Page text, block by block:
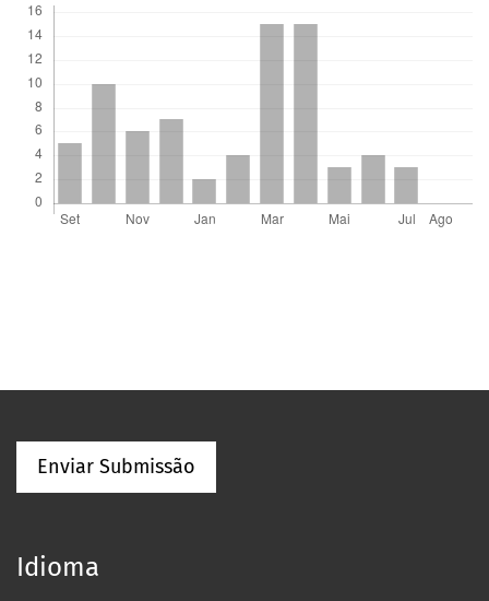
Enviar Submissão
Idioma